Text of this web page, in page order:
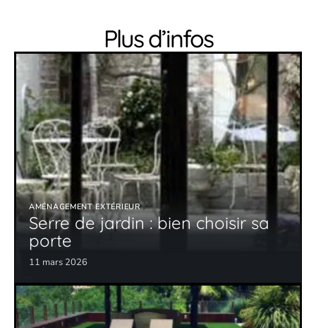
Plus d’infos
AMÉNAGEMENT EXTÉRIEUR
Serre de jardin : bien choisir sa
porte
11 mars 2026